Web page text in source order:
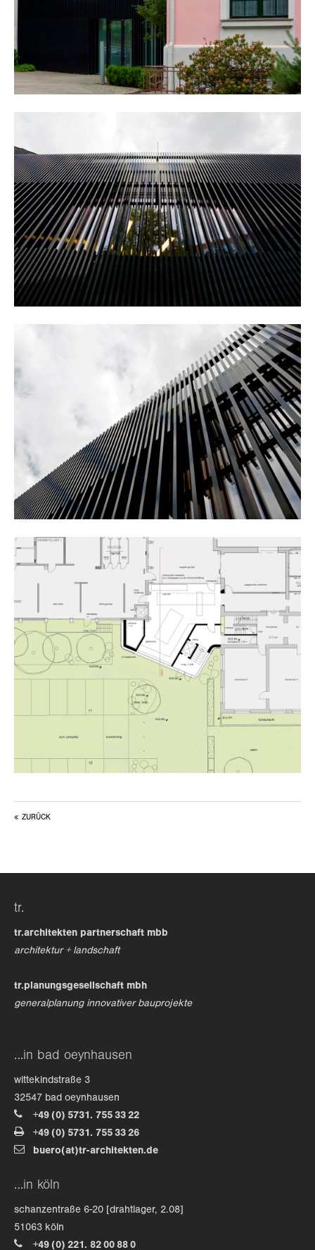
lorem ipsum dolor sit amet, consectetuer
adipiscing elit.
ultricies nec.
ZURÜCK
tr.
tr.architekten partnerschaft mbb
architektur + landschaft
tr.planungsgesellschaft mbh
generalplanung innovativer bauprojekte
…in bad oeynhausen
wittekindstraße 3
32547 bad oeynhausen
+49 (0) 5731. 755 33 22
+49 (0) 5731. 755 33 26
buero(at)tr-architekten.de
…in köln
schanzentraße 6-20 [drahtlager, 2.08]
51063 köln
+49 (0) 221. 82 00 88 0